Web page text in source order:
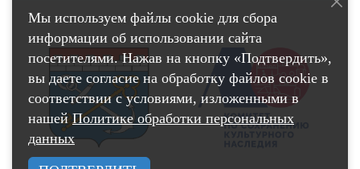
Мы используем файлы cookie для сбора
информации об использовании сайта
посетителями. Нажав на кнопку «Подтвердить»,
вы даете согласие на обработку файлов cookie в
соответствии с условиями, изложенными в
нашей Политике обработки персональных
данных